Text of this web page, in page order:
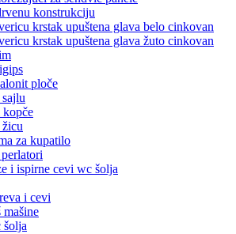
konstrukciju
krstak upuštena glava belo cinkovan
krstak upuštena glava žuto cinkovan
ploče
kopče
žicu
za kupatilo
i ispirne cevi wc šolja
i cevi
mašine
šolja